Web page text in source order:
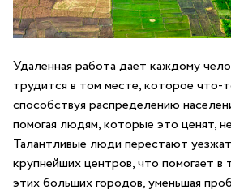
Удаленная работа дает каждому
трудится в том месте, которое что-
способствуя распределению
помогая людям, которые это ценят,
Талантливые люди перестают
крупнейших центров, что помогает в
этих больших городов, уменьшая